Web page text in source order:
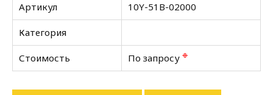
Артикул 10Y-51B-02000
Категория
Стоимость По запросу ❉